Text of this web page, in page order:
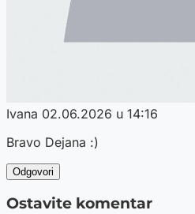
Ivana 02.06.2026 u 14:16
Bravo Dejana :)
Odgovori
Ostavite komentar